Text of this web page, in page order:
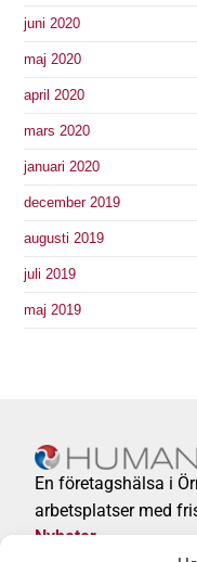
juni 2020
maj 2020
april 2020
mars 2020
januari 2020
december 2019
augusti 2019
juli 2019
maj 2019
En företagshälsa i
arbetsplatser med
Nyheter